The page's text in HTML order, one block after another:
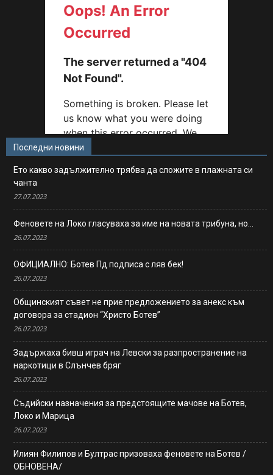
Последни новини
Ето какво задължително трябва да сложите в плажната си
чанта
27.07.2023
Феновете на Локо гласуваха за име на новата трибуна, но…
26.07.2023
ОФИЦИАЛНО: Ботев Пд подписа с ляв бек!
26.07.2023
Общинският съвет не прие предложението за анекс към
договора за стадион “Христо Ботев”
26.07.2023
Задържаха бивш играч на Левски за разпространение на
наркотици в Слънчев бряг
26.07.2023
Съдийски назначения за предстоящите мачове на Ботев,
Локо и Марица
26.07.2023
Илиян Филипов и Бултрас призоваха феновете на Ботев /
ОБНОВЕНА/